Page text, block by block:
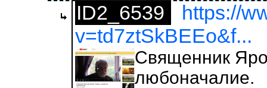
ID2_6539
https://
v=td7ztSkBEEo&f...
Священник
любоначалие.